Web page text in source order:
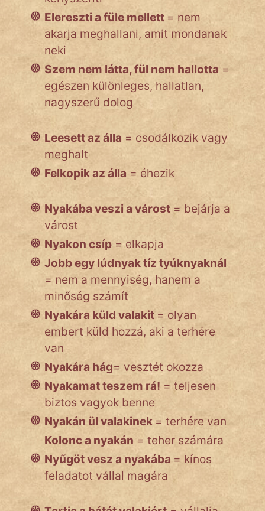
Elereszti a füle mellett = nem
akarja meghallani, amit mondanak
neki
Szem nem látta, fül nem hallotta =
egészen különleges, hallatlan,
nagyszerű dolog
Leesett az álla = csodálkozik vagy
meghalt
Felkopik az álla = éhezik
Nyakába veszi a várost = bejárja a
várost
Nyakon csíp = elkapja
Jobb egy lúdnyak tíz tyúknyaknál
= nem a mennyiség, hanem a
minőség számít
Nyakára küld valakit = olyan
embert küld hozzá, aki a terhére
van
Nyakára hág= vesztét okozza
Nyakamat teszem rá! = teljesen
biztos vagyok benne
Nyakán ül valakinek = terhére van
Kolonc a nyakán = teher számára
Nyűgöt vesz a nyakába = kínos
feladatot vállal magára